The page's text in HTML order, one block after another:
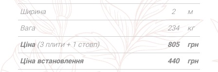
Ширина
2
м
Вага
234
кг
Ціна (3 плити + 1 стовп) 805
грн
Ціна встановлення
440
грн